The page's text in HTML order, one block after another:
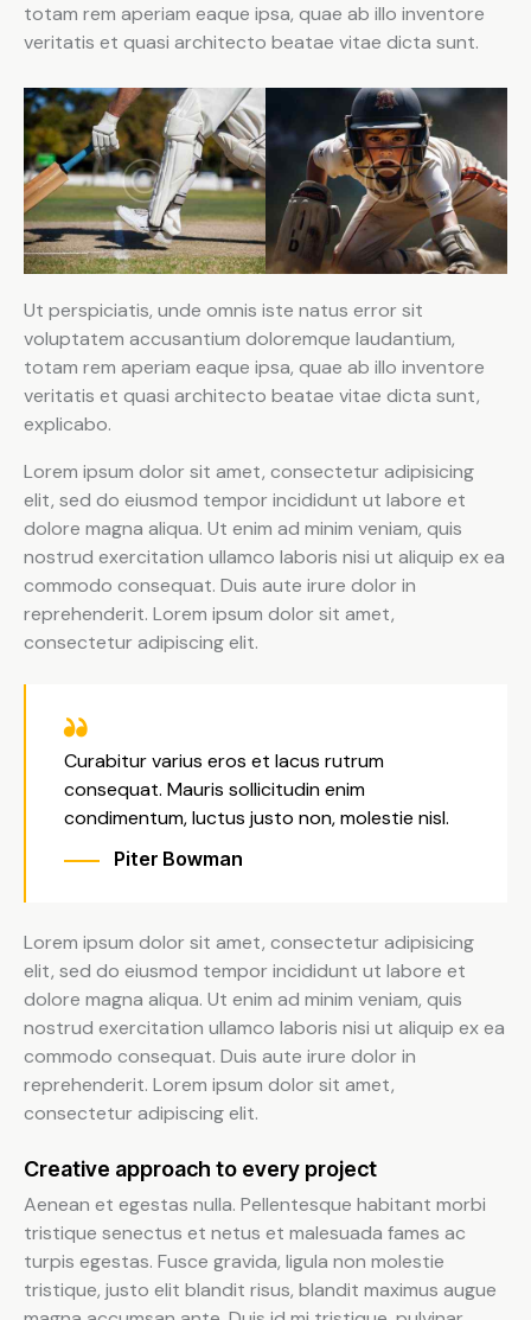
totam rem aperiam eaque ipsa, quae ab illo inventore
veritatis et quasi architecto beatae vitae dicta sunt.
Ut perspiciatis, unde omnis iste natus error sit
voluptatem accusantium doloremque laudantium,
totam rem aperiam eaque ipsa, quae ab illo inventore
veritatis et quasi architecto beatae vitae dicta sunt,
explicabo.
Lorem ipsum dolor sit amet, consectetur adipisicing
elit, sed do eiusmod tempor incididunt ut labore et
dolore magna aliqua. Ut enim ad minim veniam, quis
nostrud exercitation ullamco laboris nisi ut aliquip ex ea
commodo consequat. Duis aute irure dolor in
reprehenderit. Lorem ipsum dolor sit amet,
consectetur adipiscing elit.
Curabitur varius eros et lacus rutrum
consequat. Mauris sollicitudin enim
condimentum, luctus justo non, molestie nisl.
Piter Bowman
Lorem ipsum dolor sit amet, consectetur adipisicing
elit, sed do eiusmod tempor incididunt ut labore et
dolore magna aliqua. Ut enim ad minim veniam, quis
nostrud exercitation ullamco laboris nisi ut aliquip ex ea
commodo consequat. Duis aute irure dolor in
reprehenderit. Lorem ipsum dolor sit amet,
consectetur adipiscing elit.
Creative approach to every project
Aenean et egestas nulla. Pellentesque habitant morbi
tristique senectus et netus et malesuada fames ac
turpis egestas. Fusce gravida, ligula non molestie
tristique, justo elit blandit risus, blandit maximus augue